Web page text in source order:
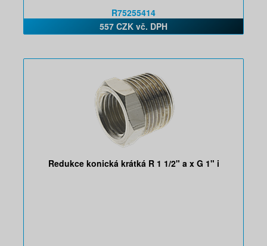
R75255414
557 CZK vč. DPH
Redukce konická krátká R 1 1/2" a x G 1" i